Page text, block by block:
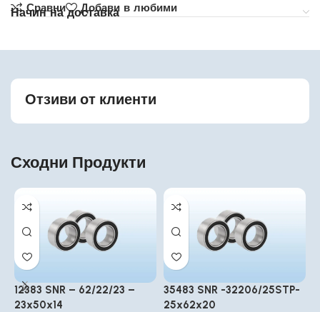
Сравни
Добави в любими
Начин на доставка
Отзиви от клиенти
Сходни Продукти
12383 SNR – 62/22/23 –
23x50x14
35483 SNR -32206/25STP-
25x62x20